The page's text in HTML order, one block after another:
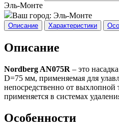
Эль-Монте
Ваш город: Эль-Монте
Описание Характеристики
Описание
Nordberg AN075R – это
D=75 мм, применяемая для
непосредственно от выхлопной
применяется в системах
Особенности